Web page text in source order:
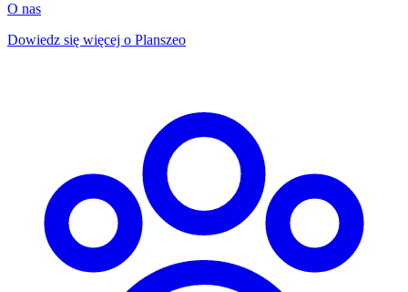
O nas
Dowiedz się więcej o Planszeo